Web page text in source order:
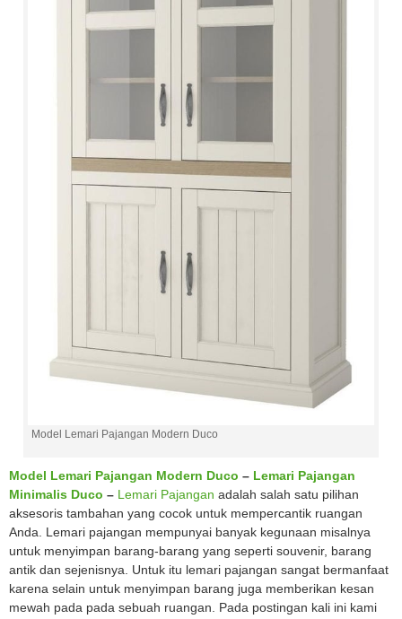
Model Lemari Pajangan Modern Duco
Model Lemari Pajangan Modern Duco – Lemari Pajangan
Minimalis Duco – Lemari Pajangan adalah salah satu pilihan
aksesoris tambahan yang cocok untuk mempercantik ruangan
Anda. Lemari pajangan mempunyai banyak kegunaan misalnya
untuk menyimpan barang-barang yang seperti souvenir, barang
antik dan sejenisnya. Untuk itu lemari pajangan sangat bermanfaat
karena selain untuk menyimpan barang juga memberikan kesan
mewah pada pada sebuah ruangan. Pada postingan kali ini kami